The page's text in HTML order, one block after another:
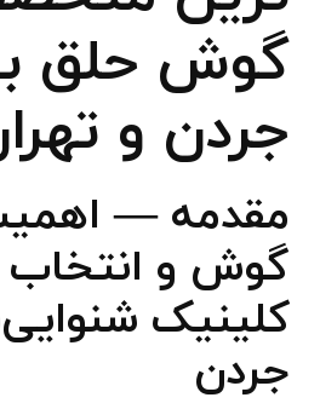
گوش حلق
جردن و
مقدمه —
گوش و انتخاب
کلینیک
جردن